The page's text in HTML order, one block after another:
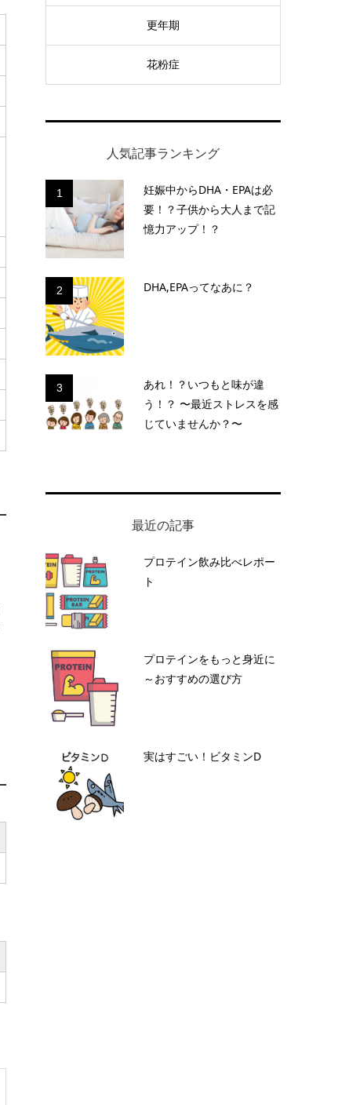
更年期
花粉症
人気記事ランキング
1
妊娠中からDHA・EPAは必
要！？子供から大人まで記
憶力アップ！？
2 DHA,EPAってなあに？
3
あれ！？いつもと味が違
う！？ 〜最近ストレスを感
じていませんか？〜
最近の記事
プロテイン飲み比べレポー
ト
プロテインをもっと身近に
～おすすめの選び方
実はすごい！ビタミンD